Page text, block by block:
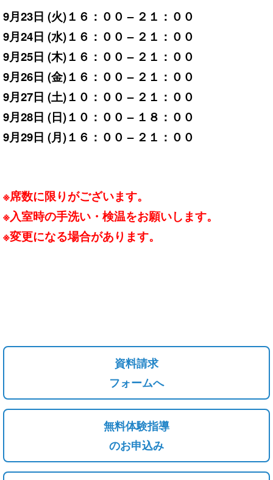
9月23日 (火)１６：００ – ２１：００
9月24日 (水)１６：００ – ２１：００
9月25日 (木)１６：００ – ２１：００
9月26日 (金)１６：００ – ２１：００
9月27日 (土)１０：００ – ２１：００
9月28日 (日)１０：００ – １８：００
9月29日 (月)１６：００ – ２１：００
※席数に限りがございます。
※入室時の手洗い・検温をお願いします。
※変更になる場合があります。
資料請求
フォームへ
無料体験指導
のお申込み